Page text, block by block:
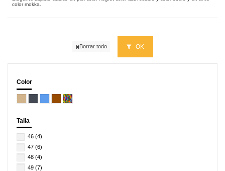
color mokka.
Borrar todo OK
Color
Talla
46(4)
47(6)
48(4)
49(7)